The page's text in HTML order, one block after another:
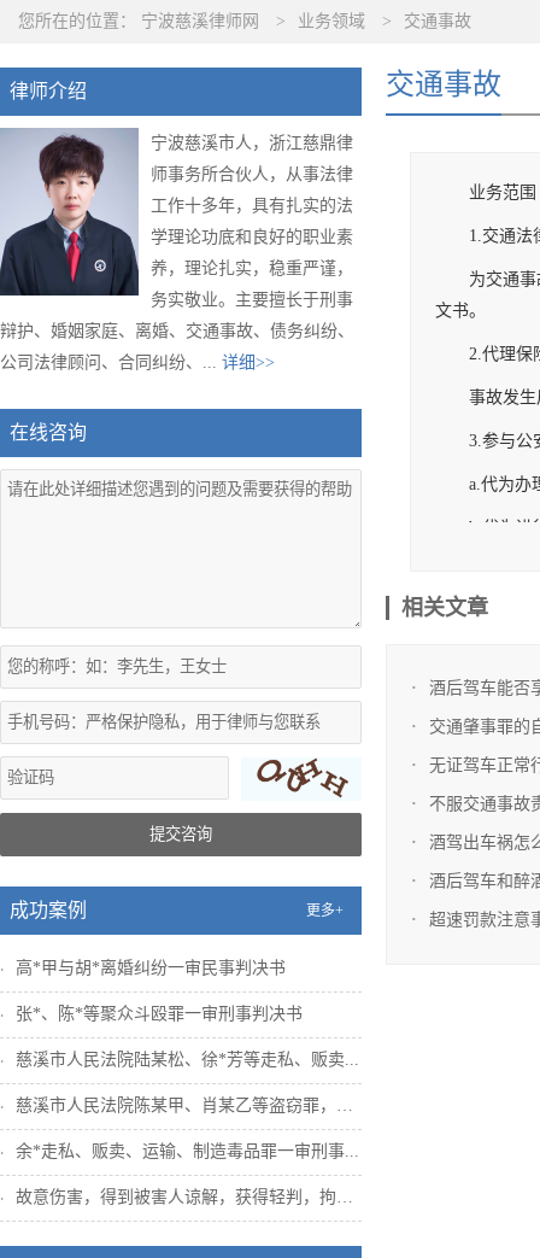
您所在的位置： 宁波慈溪律师网 > 业务领域 > 交通事故
律师介绍
宁波慈溪市人，浙江慈鼎律
师事务所合伙人，从事法律
工作十多年，具有扎实的法
学理论功底和良好的职业素
养，理论扎实，稳重严谨，
务实敬业。主要擅长于刑事
辩护、婚姻家庭、离婚、交通事故、债务纠纷、
公司法律顾问、合同纠纷、... 详细>>
在线咨询
提交咨询
成功案例 更多+
高*甲与胡*离婚纠纷一审民事判决书
张*、陈*等聚众斗殴罪一审刑事判决书
慈溪市人民法院陆某松、徐*芳等走私、贩卖...
慈溪市人民法院陈某甲、肖某乙等盗窃罪，姜...
余*走私、贩卖、运输、制造毒品罪一审刑事...
故意伤害，得到被害人谅解，获得轻判，拘役...
交通事故
业务范围
1.交通法
为交通
文书。
2.代理保
事故发
3.参与公
a.代为办
b.代为进
d.代为进
交通事
一方的委托
a.调查取
d.代为
相关文章
酒后驾车能否
交通肇事罪的
无证驾车正常
不服交通事故
酒驾出车祸怎
酒后驾车和醉
超速罚款注意